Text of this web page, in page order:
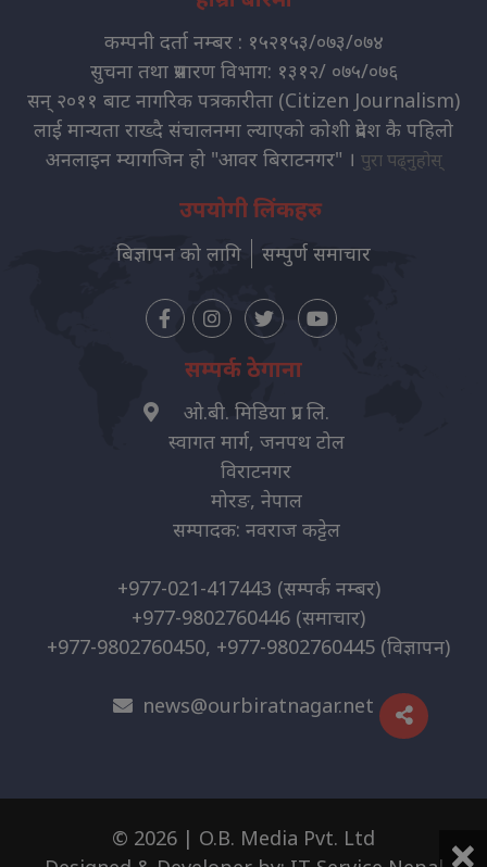
कम्पनी दर्ता नम्बर : १५२१५३/०७३/०७४
सुचना तथा प्रसारण विभाग: १३१२/ ०७५/०७६
सन् २०११ बाट नागरिक पत्रकारीता (Citizen Journalism)
लाई मान्यता राख्दै संचालनमा ल्याएको कोशी प्रदेश कै पहिलो
अनलाइन म्यागजिन हो "आवर बिराटनगर" । पुरा पढ्नुहोस्
उपयोगी लिंकहरु
बिज्ञापन को लागि सम्पुर्ण समाचार
सम्पर्क ठेगाना
ओ.बी. मिडिया प्रा. लि.
स्वागत मार्ग, जनपथ टोल
विराटनगर
मोरङ, नेपाल
सम्पादक: नवराज कट्टेल
+977-021-417443 (सम्पर्क नम्बर)
+977-9802760446 (समाचार)
+977-9802760450, +977-9802760445 (विज्ञापन)
news@ourbiratnagar.net
© 2026 | O.B. Media Pvt. Ltd